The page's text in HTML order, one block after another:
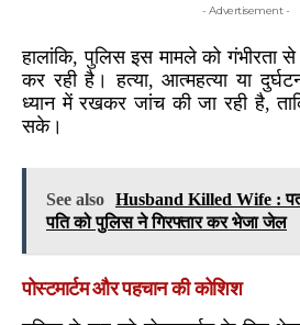
- Advertisement -
हालांकि, पुलिस इस मामले को
कर रही है। हत्या, आत्महत्या या
ध्यान में रखकर जांच की जा रही है,
सके।
See also Husband Killed Wife :
पति को पुलिस ने गिरफ्तार कर भेजा जेल
पोस्टमार्टम और पहचान की कोशिश